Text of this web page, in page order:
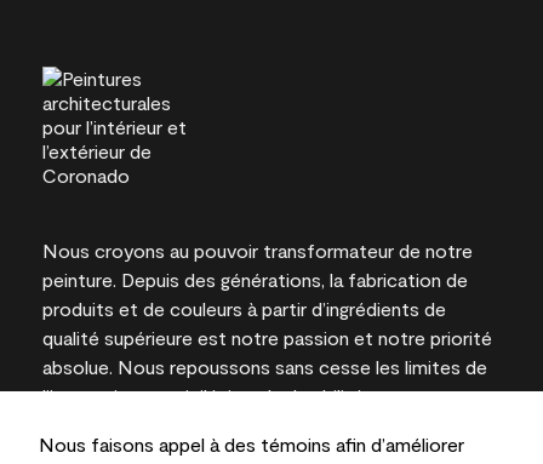
Nous faisons appel à des témoins afin d’améliorer
Nous croyons au pouvoir transformateur de notre
peinture. Depuis des générations, la fabrication de
produits et de couleurs à partir d’ingrédients de
qualité supérieure est notre passion et notre priorité
absolue. Nous repoussons sans cesse les limites de
l’innovation et privilégions la durabilité pour
l’expertise locale.